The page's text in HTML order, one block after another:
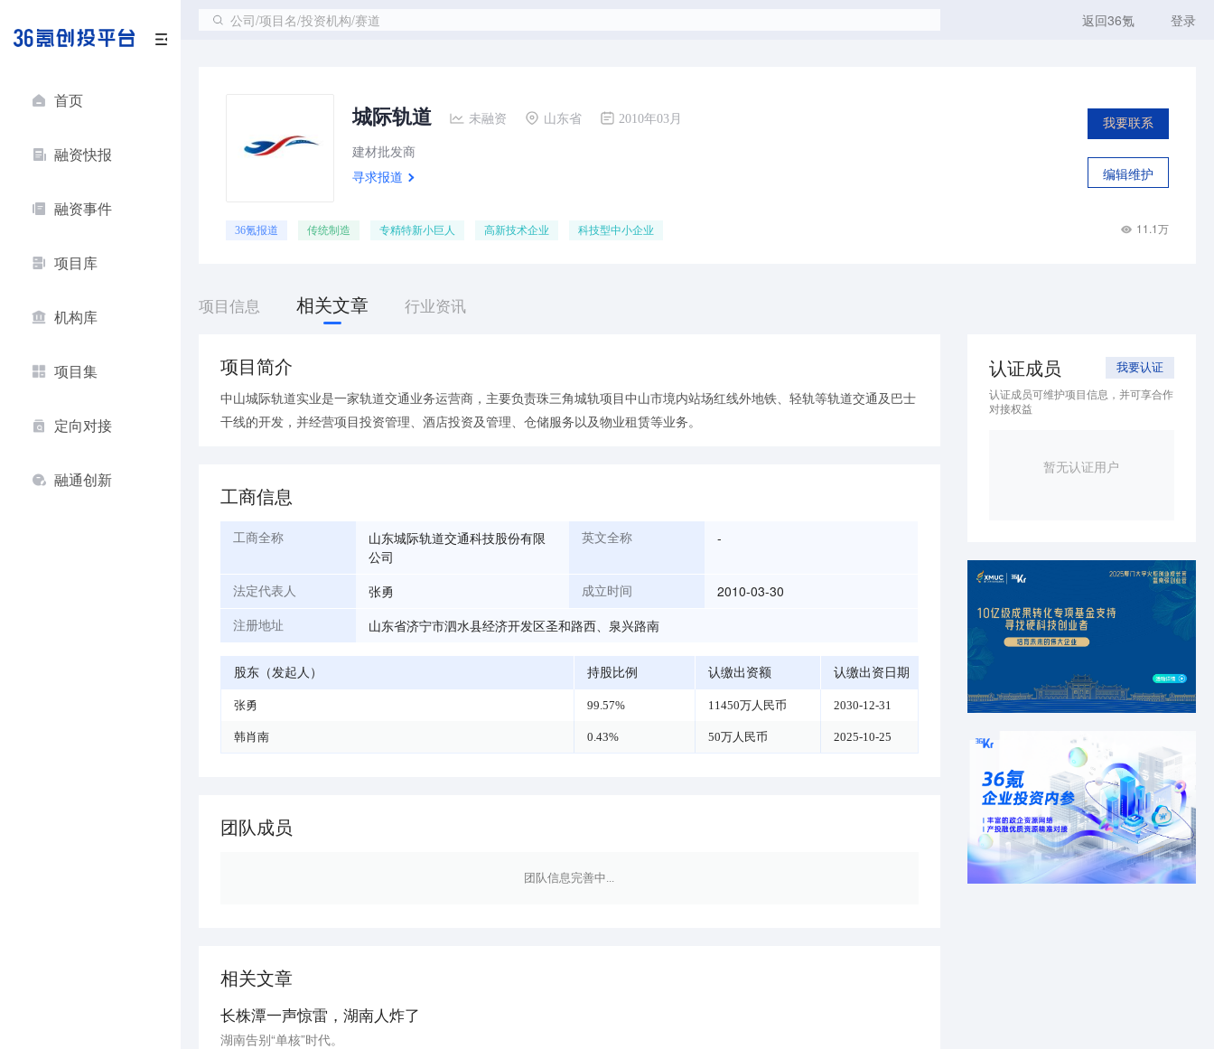
首页
融资快报
融资事件
项目库
机构库
项目集
定向对接
融通创新
公司/项目名/投资机构/赛道 返回36氪 登录
城际轨道 未融资 山东省 2010年03月
建材批发商
寻求报道
我要联系
编辑维护
36氪报道 传统制造 专精特新小巨人 高新技术企业 科技型中小企业 11.1万
项目信息 相关文章 行业资讯
项目简介
中山城际轨道实业是一家轨道交通业务运营商，主要负责珠三角城轨项目中山市境内站场红线外地铁、轻轨等轨道交通及巴士
干线的开发，并经营项目投资管理、酒店投资及管理、仓储服务以及物业租赁等业务。
工商信息
工商全称
山东城际轨道交通科技股份有限
公司
英文全称 -
法定代表人 张勇 成立时间 2010-03-30
注册地址 山东省济宁市泗水县经济开发区圣和路西、泉兴路南
股东（发起人） 持股比例 认缴出资额 认缴出资日期
张勇 99.57% 11450万人民币 2030-12-31
韩肖南 0.43% 50万人民币 2025-10-25
团队成员
团队信息完善中...
相关文章
长株潭一声惊雷，湖南人炸了
湖南告别“单核”时代。
认证成员 我要认证
认证成员可维护项目信息，并可享合作
对接权益
暂无认证用户